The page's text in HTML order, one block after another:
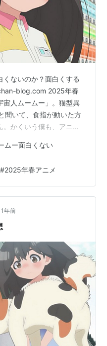
くないのか？面白くする
blog.com 2025年春
宙人ムームー」。猫型異
聞いて、食指が動いた方
かくいう僕も、アニメ
8話を見るまで、本作か
なぜかって？それは、巷
判」を耳にしていたか
2025年春アニメの初回チ
だけはチラ見したんで
ムー面白くない
#2025年春アニメ
1年前